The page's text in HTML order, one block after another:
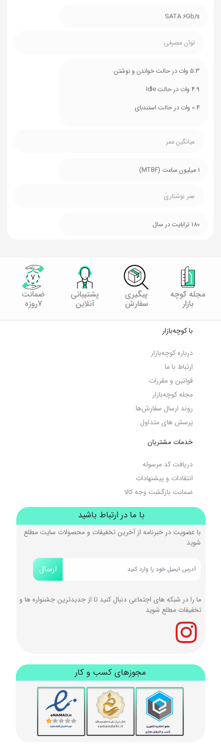
SATA 6Gb/s
توان مصرفی
5.3 وات در حالت خواندن و نوشتن
4.9 وات در حالت Idle
0.4 وات در حالت استندبای
میانگین عمر
1 میلیون ساعت (MTBF)
عمر نوشتاری
180 ترابایت در سال
مجله کوچه
بازار
پیگیری
سفارش
پشتیبانی
آنلاین
ضمانت
7روزه
با کوچه‌بازار
درباره کوچه‌بازار
ارتباط با ما
قوانین و مقررات
مجله کوچه‌‌بازار
روند ارسال سفارش‌ها
پرسش های متداول
خدمات مشتریان
دریافت کد مرسوله
انتقادات و پیشنهادات
ضمانت بازگشت وجه کالا
با ما در ارتباط باشید
با عضویت در خبرنامه از آخرین تخفیفات و محصولات سایت مطلع
شوید
ارسال
ما را در شبکه های اجتماعی دنبال کنید تا از جدیدترین جشنواره ها و
تخفیفات مطلع شوید
مجوزهای کسب و کار